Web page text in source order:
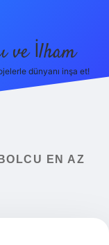
ve İlham
dünyanı inşa et!
EN AZ